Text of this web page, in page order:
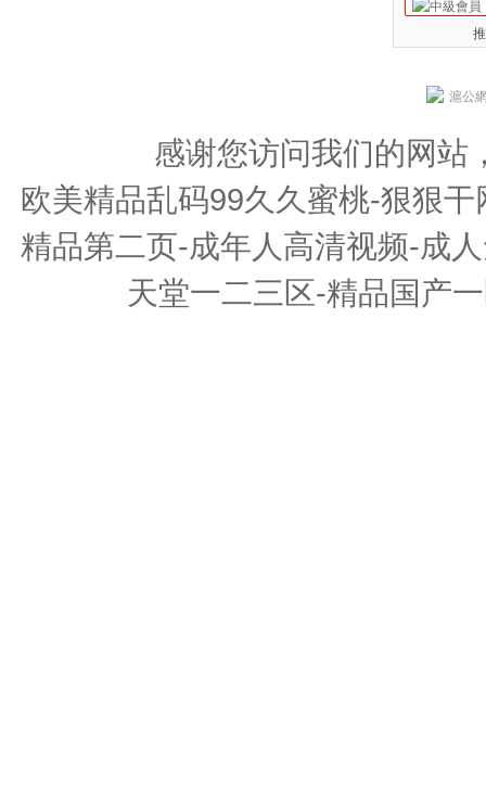
滬公
感谢您访问我们的网站
欧美精品乱码99久久蜜桃-狠狠
精品第二页-成年人高清视频-成
天堂一二三区-精品国产